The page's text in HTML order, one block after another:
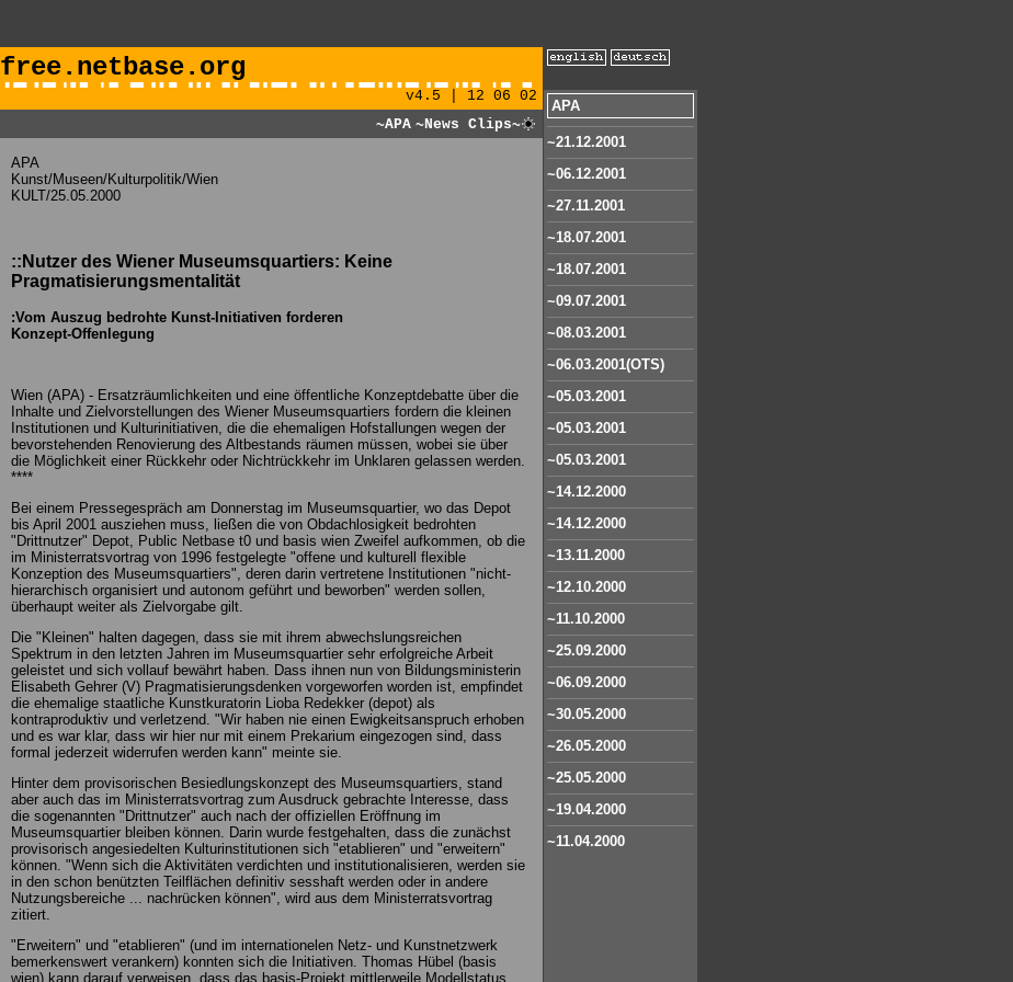
free.netbase.org
v4.5 | 12 06 02
~APA ~News Clips~
APA
Kunst/Museen/Kulturpolitik/Wien
KULT/25.05.2000
::Nutzer des Wiener Museumsquartiers: Keine
Pragmatisierungsmentalität
:Vom Auszug bedrohte Kunst-Initiativen forderen
Konzept-Offenlegung
Wien (APA) - Ersatzräumlichkeiten und eine öffentliche Konzeptdebatte über die
Inhalte und Zielvorstellungen des Wiener Museumsquartiers fordern die kleinen
Institutionen und Kulturinitiativen, die die ehemaligen Hofstallungen wegen der
bevorstehenden Renovierung des Altbestands räumen müssen, wobei sie über
die Möglichkeit einer Rückkehr oder Nichtrückkehr im Unklaren gelassen werden.
****
Bei einem Pressegespräch am Donnerstag im Museumsquartier, wo das Depot
bis April 2001 ausziehen muss, ließen die von Obdachlosigkeit bedrohten
"Drittnutzer" Depot, Public Netbase t0 und basis wien Zweifel aufkommen, ob die
im Ministerratsvortrag von 1996 festgelegte "offene und kulturell flexible
Konzeption des Museumsquartiers", deren darin vertretene Institutionen "nicht-
hierarchisch organisiert und autonom geführt und beworben" werden sollen,
überhaupt weiter als Zielvorgabe gilt.
Die "Kleinen" halten dagegen, dass sie mit ihrem abwechslungsreichen
Spektrum in den letzten Jahren im Museumsquartier sehr erfolgreiche Arbeit
geleistet und sich vollauf bewährt haben. Dass ihnen nun von Bildungsministerin
Elisabeth Gehrer (V) Pragmatisierungsdenken vorgeworfen worden ist, empfindet
die ehemalige staatliche Kunstkuratorin Lioba Redekker (depot) als
kontraproduktiv und verletzend. "Wir haben nie einen Ewigkeitsanspruch erhoben
und es war klar, dass wir hier nur mit einem Prekarium eingezogen sind, dass
formal jederzeit widerrufen werden kann" meinte sie.
Hinter dem provisorischen Besiedlungskonzept des Museumsquartiers, stand
aber auch das im Ministerratsvortrag zum Ausdruck gebrachte Interesse, dass
die sogenannten "Drittnutzer" auch nach der offiziellen Eröffnung im
Museumsquartier bleiben können. Darin wurde festgehalten, dass die zunächst
provisorisch angesiedelten Kulturinstitutionen sich "etablieren" und "erweitern"
können. "Wenn sich die Aktivitäten verdichten und institutionalisieren, werden sie
in den schon benützten Teilflächen definitiv sesshaft werden oder in andere
Nutzungsbereiche ... nachrücken können", wird aus dem Ministerratsvortrag
zitiert.
"Erweitern" und "etablieren" (und im internationelen Netz- und Kunstnetzwerk
bemerkenswert verankern) konnten sich die Initiativen. Thomas Hübel (basis
wien) kann darauf verweisen, dass das basis-Projekt mittlerweile Modellstatus
APA
~21.12.2001
~06.12.2001
~27.11.2001
~18.07.2001
~18.07.2001
~09.07.2001
~08.03.2001
~06.03.2001(OTS)
~05.03.2001
~05.03.2001
~05.03.2001
~14.12.2000
~14.12.2000
~13.11.2000
~12.10.2000
~11.10.2000
~25.09.2000
~06.09.2000
~30.05.2000
~26.05.2000
~25.05.2000
~19.04.2000
~11.04.2000